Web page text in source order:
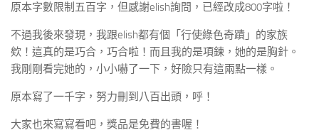
原本字數限制五百字，但感謝elish詢問，已經改成800字啦！
不過我後來發現，我跟elish都有個「行使綠色奇蹟」的家族
欸！這真的是巧合，巧合啦！而且我的是項鍊，她的是胸針。
我剛剛看完她的，小小嚇了一下，好險只有這兩點一樣。
原本寫了一千字，努力刪到八百出頭，呼！
大家也來寫寫看吧，獎品是免費的書喔！